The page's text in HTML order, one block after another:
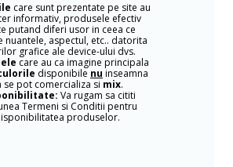
care sunt prezentate pe site au
informativ, produsele efectiv
putand diferi usor in ceea ce
nuantele, aspectul, etc.. datorita
grafice ale device-ului dvs.
care au ca imagine principala
disponibile nu inseamna
se pot comercializa si mix.
Va rugam sa cititi
Termeni si Conditii pentru
produselor.